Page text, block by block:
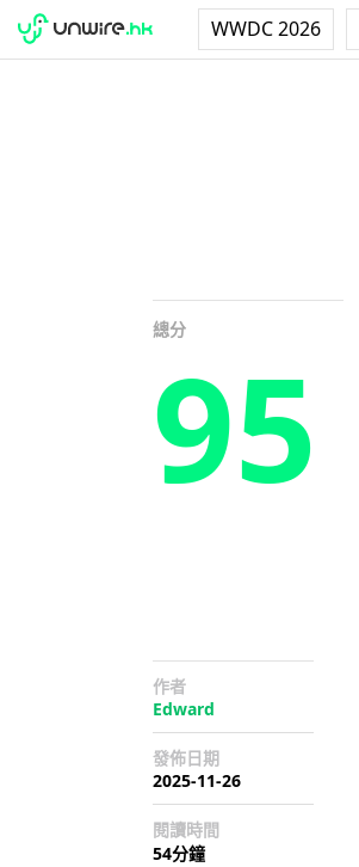
WWDC 2026
總分
95
作者
Edward
發佈日期
2025-11-26
閱讀時間
54分鐘